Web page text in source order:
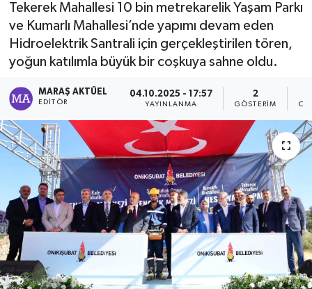
Tekerek Mahallesi 10 bin metrekarelik Yaşam Parkı
ve Kumarlı Mahallesi’nde yapımı devam eden
Hidroelektrik Santrali için gerçekleştirilen tören,
yoğun katılımla büyük bir coşkuya sahne oldu.
MARAŞ AKTÜEL
EDITÖR
04.10.2025 - 17:57
YAYINLANMA
2
GÖSTERIM
Kültür Sanat